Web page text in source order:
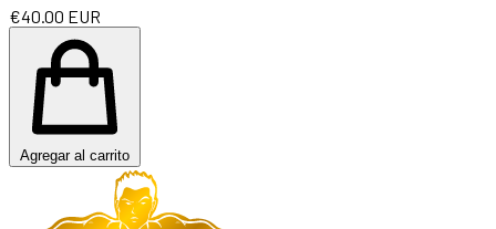
€40.00 EUR
Agregar al carrito